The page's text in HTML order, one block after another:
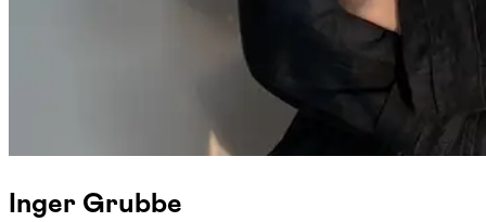
Inger Grubbe